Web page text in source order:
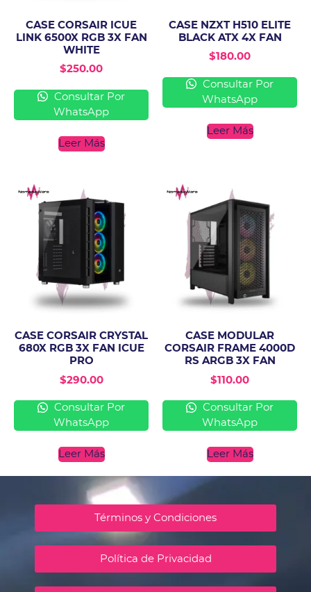
CASE CORSAIR ICUE
LINK 6500X RGB 3X FAN
WHITE
$250.00
Consultar Por
WhatsApp
Leer Más
CASE NZXT H510 ELITE
BLACK ATX 4X FAN
$180.00
Consultar Por
WhatsApp
Leer Más
CASE CORSAIR CRYSTAL
680X RGB 3X FAN ICUE
PRO
$290.00
Consultar Por
WhatsApp
Leer Más
CASE MODULAR
CORSAIR FRAME 4000D
RS ARGB 3X FAN
$110.00
Consultar Por
WhatsApp
Leer Más
Términos y Condiciones
Política de Privacidad